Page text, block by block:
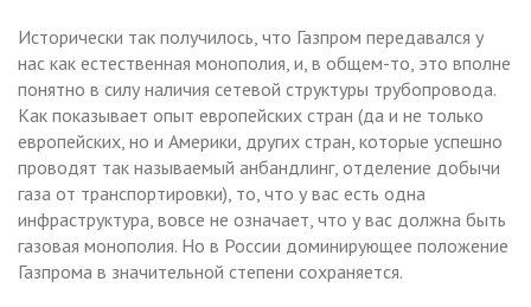
Исторически так получилось, что Газпром передавался у
нас как естественная монополия, и, в общем-то, это вполне
понятно в силу наличия сетевой структуры трубопровода.
Как показывает опыт европейских стран (да и не только
европейских, но и Америки, других стран, которые успешно
проводят так называемый анбандлинг, отделение добычи
газа от транспортировки), то, что у вас есть одна
инфраструктура, вовсе не означает, что у вас должна быть
газовая монополия. Но в России доминирующее положение
Газпрома в значительной степени сохраняется.